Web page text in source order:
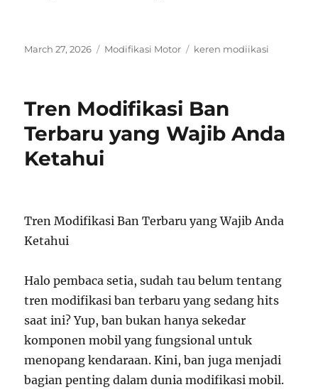
Posted
March 27, 2026 Categories
Modifikasi Motor Tags
keren modiikasi
Tren Modifikasi Ban
Terbaru yang Wajib Anda
Ketahui
Tren Modifikasi Ban Terbaru yang Wajib Anda
Ketahui
Halo pembaca setia, sudah tau belum tentang
tren modifikasi ban terbaru yang sedang hits
saat ini? Yup, ban bukan hanya sekedar
komponen mobil yang fungsional untuk
menopang kendaraan. Kini, ban juga menjadi
bagian penting dalam dunia modifikasi mobil.